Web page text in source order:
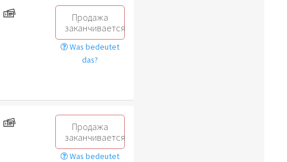
Продажа
заканчивается
Was bedeutet
das?
Продажа
заканчивается
Was bedeutet